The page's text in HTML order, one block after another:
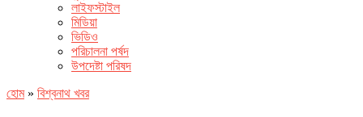
লাইফস্টাইল
মিডিয়া
ভিডিও
পরিচালনা পর্ষদ
উপদেষ্টা পরিষদ
হোম» বিশ্বনাথ খবর